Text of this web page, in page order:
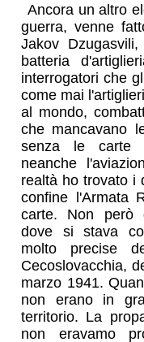
Ancora un altro
guerra, venne
Jakov
batteria
interrogatori che
come mai
al mondo,
che mancavano
senza le carte
neanche
realtà ho trovato i
confine l'Armata
carte. Non però
dove si stava
molto precise
Cecoslovacchia,
marzo 1941.
non erano in
territorio. La
non eravamo